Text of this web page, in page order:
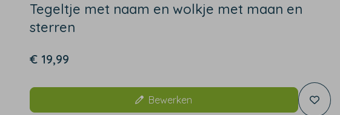
Tegeltje met naam en wolkje met maan en
sterren
€ 19,99
Bewerken